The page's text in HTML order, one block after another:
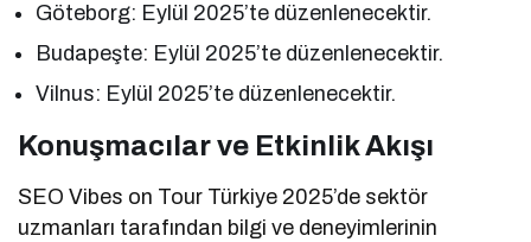
Göteborg: Eylül 2025’te düzenlenecektir.
Budapeşte: Eylül 2025’te düzenlenecektir.
Vilnus: Eylül 2025’te düzenlenecektir.
Konuşmacılar ve Etkinlik Akışı
SEO Vibes on Tour Türkiye 2025’de sektör
uzmanları tarafından bilgi ve deneyimlerinin